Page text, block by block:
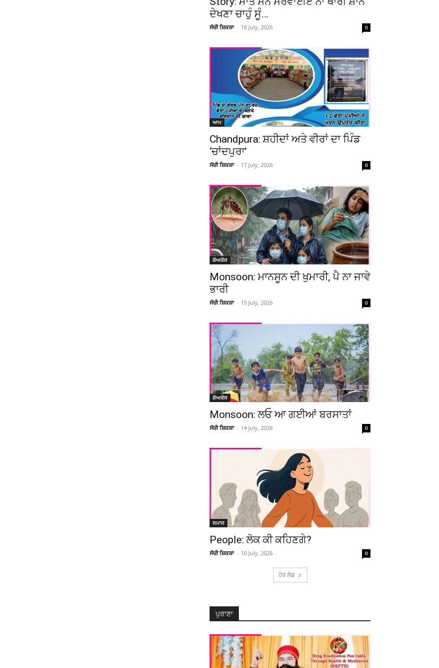
ਦੇਖਣਾ ਚਾਹੁੰ ਸੂੰ…
ਸੱਚੀ ਸ਼ਿਕਸ਼ਾ - 18 July, 2026 0
ਆਮ
Chandpura: ਸ਼ਹੀਦਾਂ ਅਤੇ ਵੀਰਾਂ ਦਾ ਪਿੰਡ
‘ਚਾਂਦਪੁਰਾ’
ਸੱਚੀ ਸ਼ਿਕਸ਼ਾ - 17 July, 2026 0
ਸ਼ੋਅਕੇਸ
Monsoon: ਮਾਨਸੂਨ ਦੀ ਖੁਮਾਰੀ, ਪੈ ਨਾ ਜਾਵੇ
ਭਾਰੀ
ਸੱਚੀ ਸ਼ਿਕਸ਼ਾ - 15 July, 2026 0
ਸ਼ੋਅਕੇਸ
Monsoon: ਲਓ ਆ ਗਈਆਂ ਬਰਸਾਤਾਂ
ਸੱਚੀ ਸ਼ਿਕਸ਼ਾ - 14 July, 2026 0
ਸਮਾਜ
People: ਲੋਕ ਕੀ ਕਹਿਣਗੇ?
ਸੱਚੀ ਸ਼ਿਕਸ਼ਾ - 10 July, 2026 0
ਹੋਰ ਲੋਡ
ਪੁਰਾਣਾ